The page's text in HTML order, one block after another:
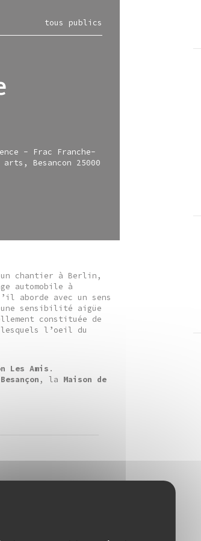
tous publics
- Frac Franche-
Besancon 25000
chantier à Berlin,
automobile à
aborde avec un sens
sensibilité aigüe
constituée de
lesquels l’oeil du
Les Amis .
, la Maison de
Gilbert